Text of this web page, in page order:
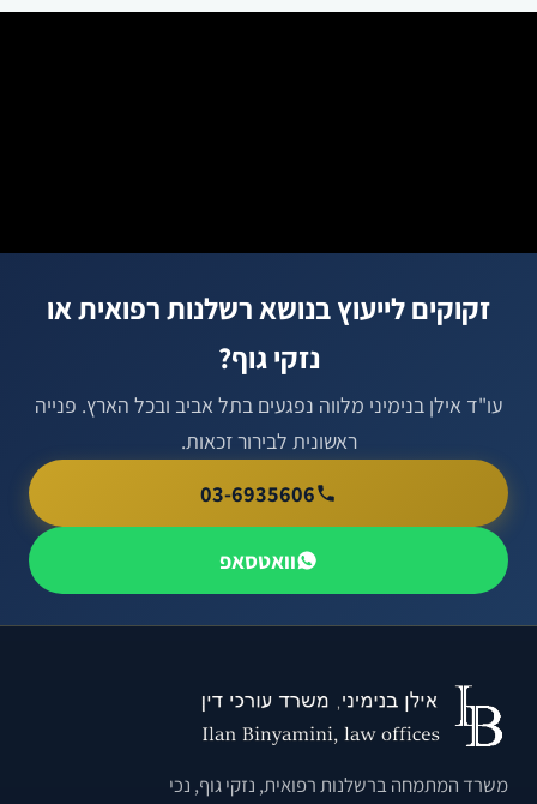
זקוקים לייעוץ בנושא רשלנות רפואית או
נזקי גוף?
עו"ד אילן בנימיני מלווה נפגעים בתל אביב ובכל הארץ. פנייה
ראשונית לבירור זכאות.
03-6935606
וואטסאפ
משרד המתמחה ברשלנות רפואית, נזקי גוף, נכי